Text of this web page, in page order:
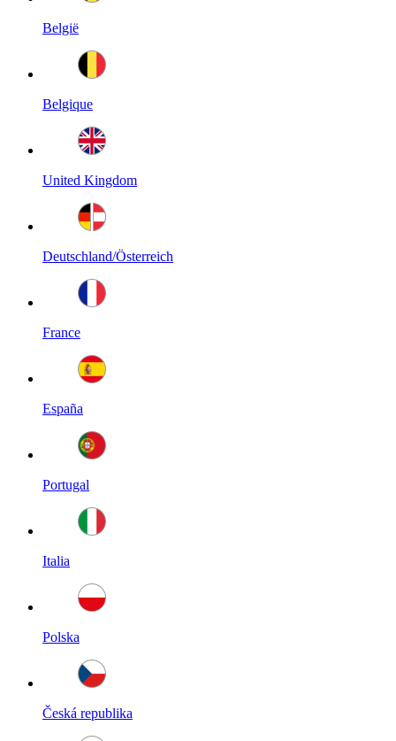
België
Belgique
United Kingdom
Deutschland/Österreich
France
España
Portugal
Italia
Polska
Česká republika